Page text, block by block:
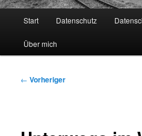
Start Datenschutz
Über mich
Beitragsnavigation
← Vorheriger